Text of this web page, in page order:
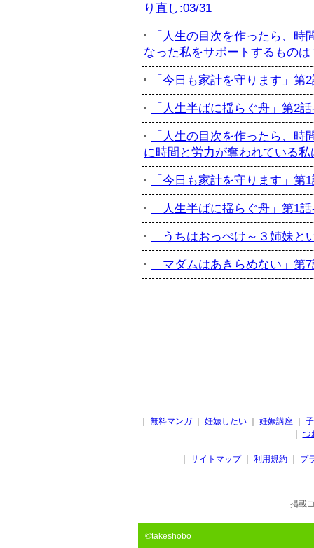
り直し:03/31
「人生の目次を作ったら、
なった私をサポートするものは
「今日も家計を守ります」第
「人生半ばに揺らぐ舟」第2
「人生の目次を作ったら、
に時間と労力が奪われている私
「今日も家計を守ります」第
「人生半ばに揺らぐ舟」第1
「うちはおっぺけ～３姉妹
「マダムはあきらめない」
無料マンガ 妊娠したい 妊娠講座
つ
サイトマップ 利用規約 プ
掲載
©takeshobo